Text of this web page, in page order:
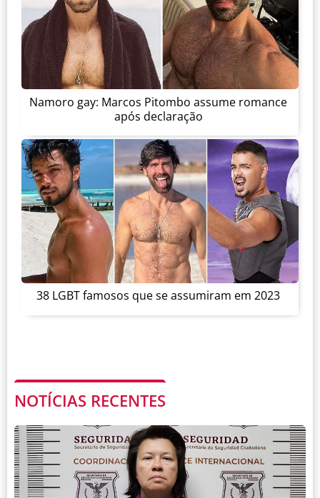
Namoro gay: Marcos Pitombo assume romance
após declaração
38 LGBT famosos que se assumiram em 2023
NOTÍCIAS RECENTES